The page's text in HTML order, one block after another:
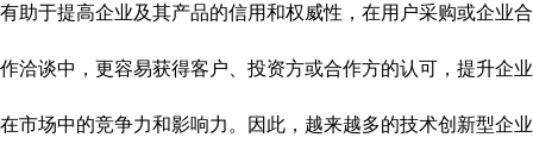
有助于提高企业及其产品的信用和权威性，在用户采购或企业合
作洽谈中，更容易获得客户、投资方或合作方的认可，提升企业
在市场中的竞争力和影响力。因此，越来越多的技术创新型企业